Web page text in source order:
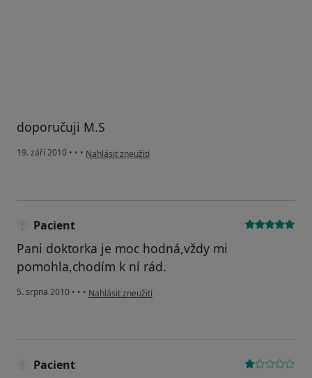
doporučuji M.S
19. září 2010 • • • podle názoru uživatele Váš účet byl odstraněn
Nahlásit zneužití
Pacient
Pani doktorka je moc hodná,vždy mi
pomohla,chodím k ní rád.
5. srpna 2010 • • • podle názoru uživatele Pacient
Nahlásit zneužití
Pacient